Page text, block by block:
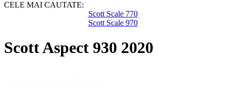
CELE MAI CAUTATE:
Scott Scale 770
Scott Scale 970
Scott Aspect 930 2020